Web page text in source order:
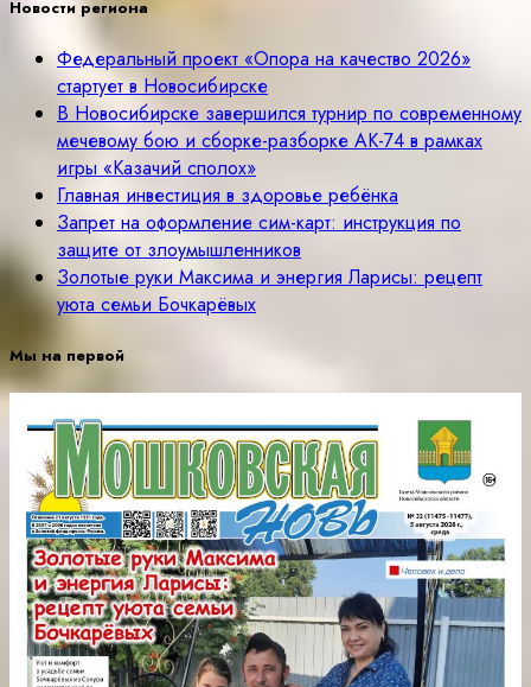
Новости региона
Федеральный проект «Опора на качество 2026»
стартует в Новосибирске
В Новосибирске завершился турнир по современному
мечевому бою и сборке-разборке АК-74 в рамках
игры «Казачий сполох»
Главная инвестиция в здоровье ребёнка
Запрет на оформление сим-карт: инструкция по
защите от злоумышленников
Золотые руки Максима и энергия Ларисы: рецепт
уюта семьи Бочкарёвых
Мы на первой